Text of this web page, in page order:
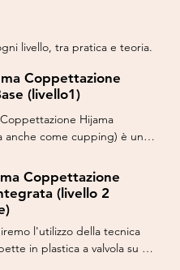
livello, tra pratica e teoria.
Coppettazione
(livello1)
Hijama
anche come cupping) è una
secondo alcune
storiche ha radici
La descrizione di una
apparirebbe infatti in
vecchi testi di medicina
presenti, risalente all'Antico
Coppettazione
(livello 2
l'utilizzo della tecnica
in plastica a valvola su